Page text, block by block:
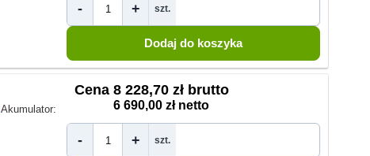
- + szt.
Akumulator:
Cena 8 228,70 zł brutto
6 690,00 zł netto
- + szt.